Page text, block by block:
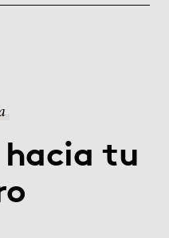
hacia tu